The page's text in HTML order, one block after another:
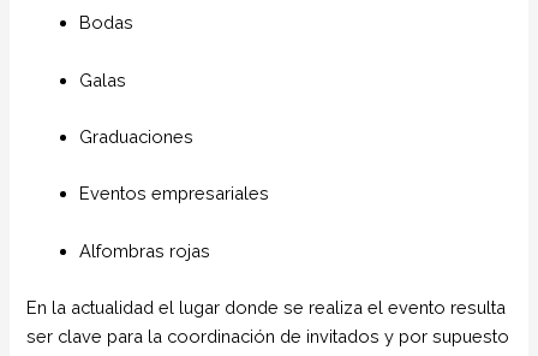
Bodas
Galas
Graduaciones
Eventos empresariales
Alfombras rojas
En la actualidad el lugar donde se realiza el evento resulta
ser clave para la coordinación de invitados y por supuesto